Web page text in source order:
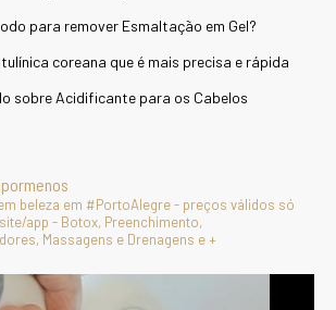
para remover Esmaltação em Gel?
coreana que é mais precisa e rápida
sobre Acidificante para os Cabelos
beleza em #PortoAlegre - preços válidos só
app - Botox, Preenchimento,
Massagens e Drenagens e +